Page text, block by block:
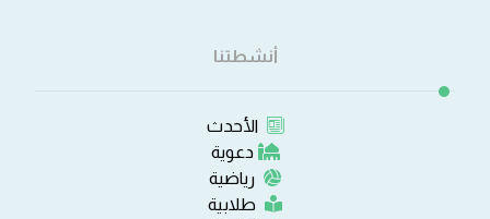
أنشطتنا
الأحدث
دعوية
رياضية
طلابية